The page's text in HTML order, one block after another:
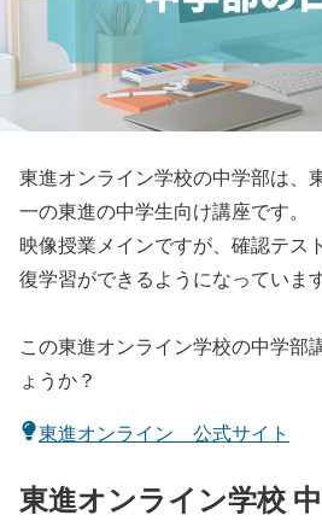
東進オンライン学校の中学部は、
一の東進の中学生向け講座です。
映像授業メインですが、確認テス
復学習ができるようになっています
この東進オンライン学校の中学部
ょうか？
東進オンライン 公式サイト
東進オンライン学校